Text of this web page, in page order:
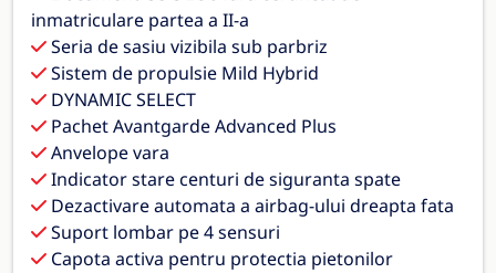
inmatriculare partea a II-a
Seria de sasiu vizibila sub parbriz
Sistem de propulsie Mild Hybrid
DYNAMIC SELECT
Pachet Avantgarde Advanced Plus
Anvelope vara
Indicator stare centuri de siguranta spate
Dezactivare automata a airbag-ului dreapta fata
Suport lombar pe 4 sensuri
Capota activa pentru protectia pietonilor